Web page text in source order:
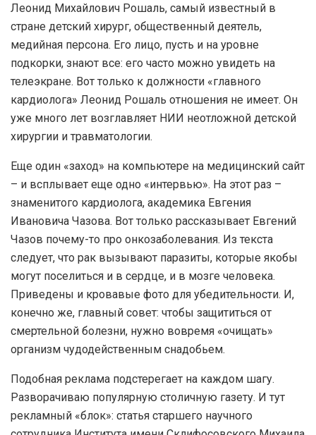
Леонид Михайлович Рошаль, самый известный в
стране детский хирург, общественный деятель,
медийная персона. Его лицо, пусть и на уровне
подкорки, знают все: его часто можно увидеть на
телеэкране. Вот только к должности «главного
кардиолога» Леонид Рошаль отношения не имеет. Он
уже много лет возглавляет НИИ неотложной детской
хирургии и травматологии.
Еще один «заход» на компьютере на медицинский сайт
– и всплывает еще одно «интервью». На этот раз –
знаменитого кардиолога, академика Евгения
Ивановича Чазова. Вот только рассказывает Евгений
Чазов почему-то про онкозаболевания. Из текста
следует, что рак вызывают паразиты, которые якобы
могут поселиться и в сердце, и в мозге человека.
Приведены и кровавые фото для убедительности. И,
конечно же, главный совет: чтобы защититься от
смертельной болезни, нужно вовремя «очищать»
организм чудодейственным снадобьем.
Подобная реклама подстерегает на каждом шагу.
Разворачиваю популярную столичную газету. И тут
рекламный «блок»: статья старшего научного